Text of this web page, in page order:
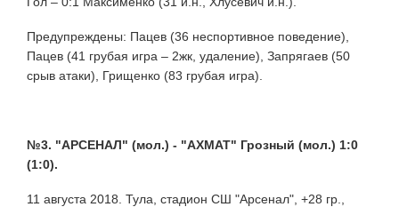
Предупреждены: Пацев (36 неспортивное поведение),
Пацев (41 грубая игра – 2жк, удаление), Запрягаев (50
срыв атаки), Грищенко (83 грубая игра).
№3. "АРСЕНАЛ" (мол.) - "АХМАТ" Грозный (мол.) 1:0
(1:0).
11 августа 2018. Тула, стадион СШ "Арсенал", +28 гр.,